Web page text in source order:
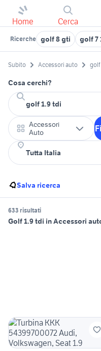
Home Cerca
Ricerche golf 8 gti golf 7
Subito Accessori auto golf
Cosa cerchi?
Accessori
Auto
Salva ricerca
633 risultati
Golf 1.9 tdi in Accessori